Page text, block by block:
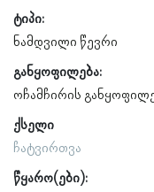
ტიპი:
ნამდვილი წევრი
განყოფილება:
ოჩამჩირის
ქსელი
ჩატვირთვა
წყარო(ები):